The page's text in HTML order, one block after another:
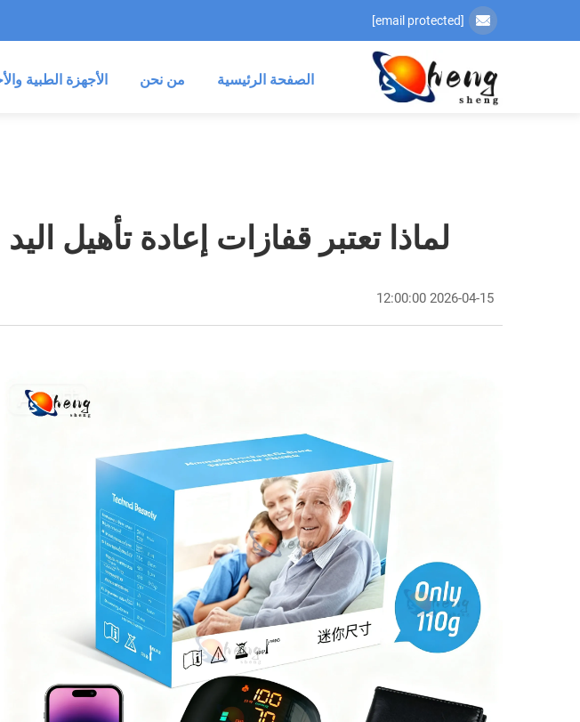
[email protected]
الصفحة الرئيسية من نحن الأجهزة الطبية
لماذا تعتبر قفازات إعادة تأهيل
2026-04-15 12:00:00